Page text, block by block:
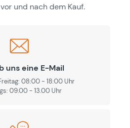
und nach dem Kauf.
uns eine E-Mail
08:00 - 18:00 Uhr
09.00 - 13.00 Uhr